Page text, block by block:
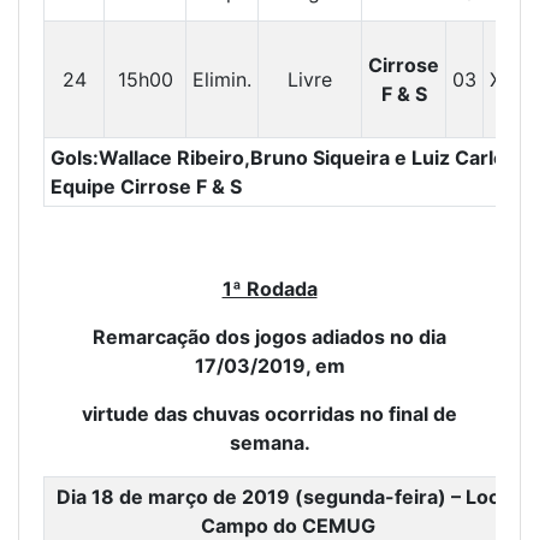
24 15h00 Elimin. Livre
Cirrose
F & S
03 X
Gols:Wallace Ribeiro,Bruno Siqueira e Luiz Carlos
Equipe Cirrose F & S
1ª Rodada
Remarcação dos jogos adiados no dia
17/03/2019, em
virtude das chuvas ocorridas no final de
semana.
Dia 18 de março de 2019 (segunda-feira) – Local:
Campo do CEMUG